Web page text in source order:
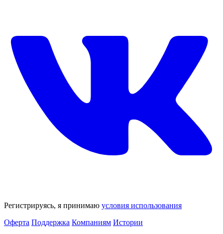
Регистрируясь, я принимаю условия использования
Оферта Поддержка Компаниям Истории